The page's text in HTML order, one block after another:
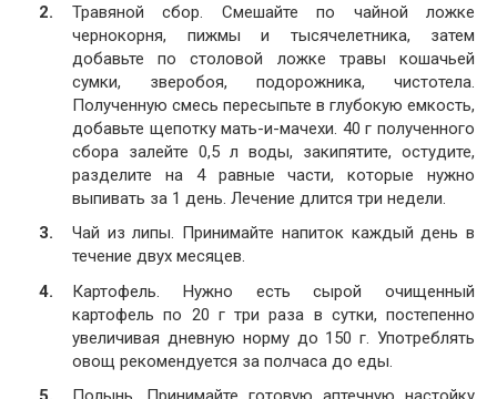
Травяной сбор. Смешайте по чайной ложке
чернокорня, пижмы и тысячелетника, затем
добавьте по столовой ложке травы кошачьей
сумки, зверобоя, подорожника, чистотела.
Полученную смесь пересыпьте в глубокую емкость,
добавьте щепотку мать-и-мачехи. 40 г полученного
сбора залейте 0,5 л воды, закипятите, остудите,
разделите на 4 равные части, которые нужно
выпивать за 1 день. Лечение длится три недели.
Чай из липы. Принимайте напиток каждый день в
течение двух месяцев.
Картофель. Нужно есть сырой очищенный
картофель по 20 г три раза в сутки, постепенно
увеличивая дневную норму до 150 г. Употреблять
овощ рекомендуется за полчаса до еды.